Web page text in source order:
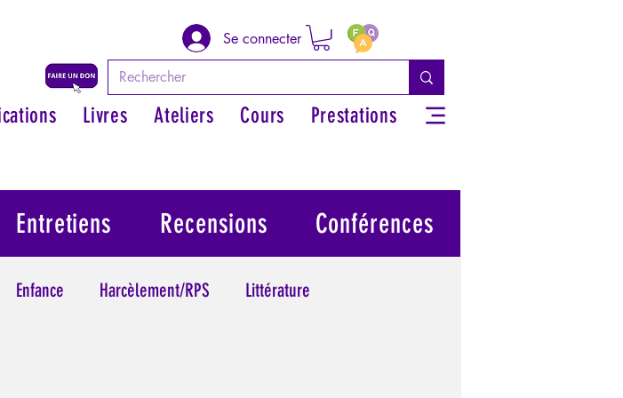
Se connecter
Livres Ateliers Cours Prestations
Enfance Harcèlement/RPS Littérature
Entretiens Recensions Conférences